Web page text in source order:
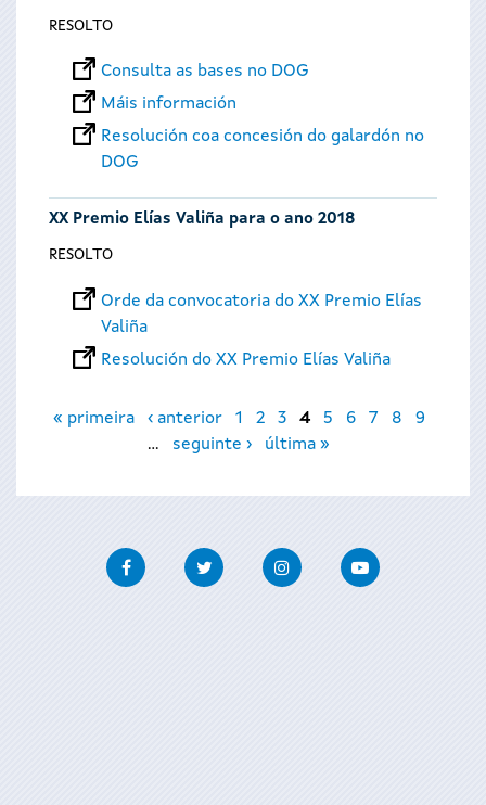
RESOLTO
Consulta as bases no DOG
Máis información
Resolución coa concesión do galardón no
DOG
XX Premio Elías Valiña para o ano 2018
RESOLTO
Orde da convocatoria do XX Premio Elías
Valiña
Resolución do XX Premio Elías Valiña
Páxinas
« primeira ‹ anterior 1 2 3 4 5 6 7 8
9
…
seguinte › última »
FacebookTwitter InstagramYoutube